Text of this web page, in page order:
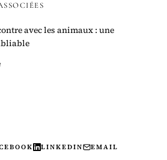
avec les animaux : une
LINKEDIN EMAIL